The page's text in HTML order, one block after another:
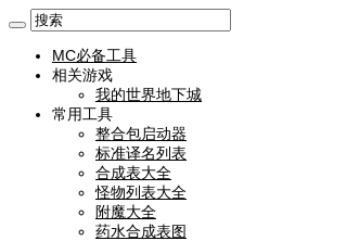
MC必备工具
相关游戏
我的世界地下城
常用工具
整合包启动器
标准译名列表
合成表大全
怪物列表大全
附魔大全
药水合成表图